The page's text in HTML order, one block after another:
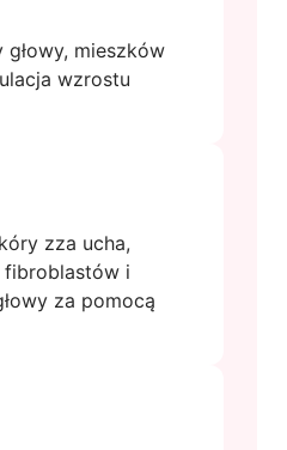
głowy, mieszków
wzrostu
zza ucha,
fibroblastów i
za pomocą